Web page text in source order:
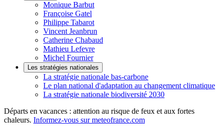
Monique Barbut
Françoise Gatel
Philippe Tabarot
Vincent Jeanbrun
Catherine Chabaud
Mathieu Lefevre
Michel Fournier
Les stratégies nationales
La stratégie nationale bas-carbone
Le plan national d'adaptation au changement climatique
La stratégie nationale biodiversité 2030
Départs en vacances : attention au risque de feux et aux fortes
chaleurs. Informez-vous sur meteofrance.com